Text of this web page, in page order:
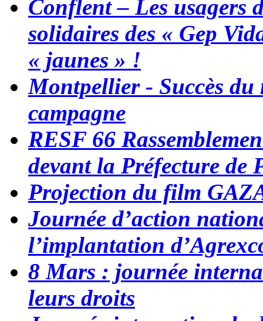
Conflent – Les usagers
solidaires des « Gep
« jaunes » !
Montpellier - Succès du
campagne
RESF 66
devant la Préfecture de
Projection du film
Journée d’action
l’implantation
8 Mars : journée
leurs droits